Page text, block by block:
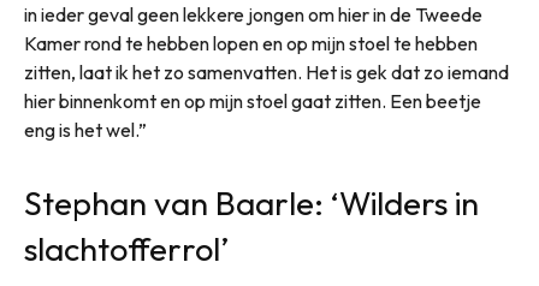
in ieder geval geen lekkere jongen om hier in de Tweede
Kamer rond te hebben lopen en op mijn stoel te hebben
zitten, laat ik het zo samenvatten. Het is gek dat zo iemand
hier binnenkomt en op mijn stoel gaat zitten. Een beetje
eng is het wel.”
Stephan van Baarle: ‘Wilders in
slachtofferrol’